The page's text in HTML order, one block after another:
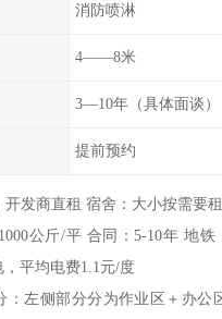
消防喷淋
4——8米
3—10年（具体面谈）
提前预约
开发商直租 宿舍：大小按需要
公斤/平 合同：5-10年 地铁
平均电费1.1元/度
：左侧部分分为作业区＋办公